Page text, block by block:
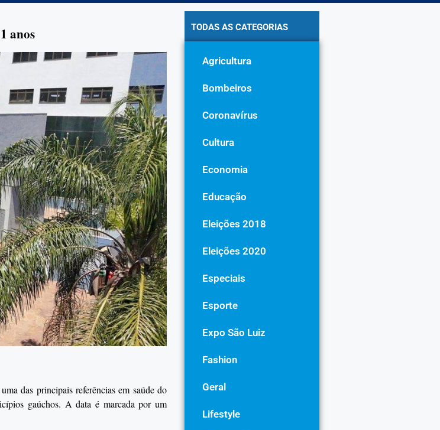
anos
das principais referências em saúde do
gaúchos. A data é marcada por um
TODAS AS CATEGORIAS
Agricultura
Bombeiros
Coronavírus
Cultura
Economia
Educação
Eleições 2018
Eleições 2020
Especiais
Esporte
Expo São Luiz
Fashion
Geral
Lifestyle